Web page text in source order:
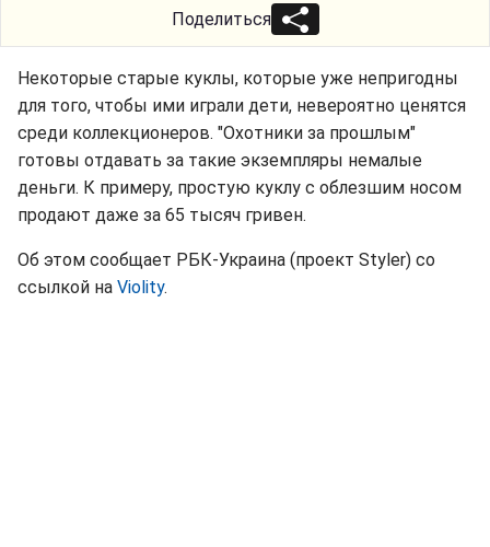
Поделиться
Некоторые старые куклы, которые уже непригодны
для того, чтобы ими играли дети, невероятно ценятся
среди коллекционеров. "Охотники за прошлым"
готовы отдавать за такие экземпляры немалые
деньги. К примеру, простую куклу с облезшим носом
продают даже за 65 тысяч гривен.
Об этом сообщает РБК-Украина (проект Styler) со
ссылкой на Violity.